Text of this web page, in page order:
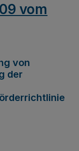
vom
von
der